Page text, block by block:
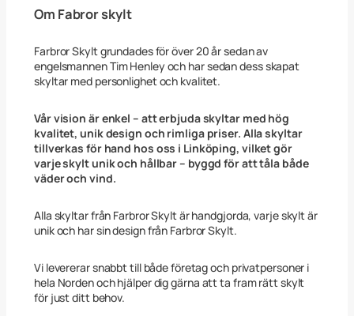
c
m
ä
n
d
Om Fabror skylt
Farbror Skylt grundades för över 20 år sedan av
engelsmannen Tim Henley och har sedan dess skapat
skyltar med personlighet och kvalitet.
Vår vision är enkel – att erbjuda skyltar med hög
kvalitet, unik design och rimliga priser. Alla skyltar
tillverkas för hand hos oss i Linköping, vilket gör
varje skylt unik och hållbar – byggd för att tåla både
väder och vind.
Alla skyltar från Farbror Skylt är handgjorda, varje skylt är
unik och har sin design från Farbror Skylt.
Vi levererar snabbt till både företag och privatpersoner i
hela Norden och hjälper dig gärna att ta fram rätt skylt
för just ditt behov.